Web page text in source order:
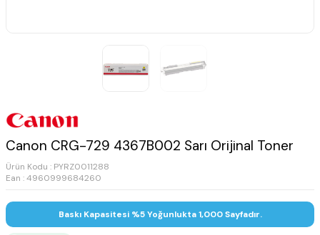
Canon CRG-729 4367B002 Sarı Orijinal Toner
Ürün Kodu : PYRZ0011288
Ean : 4960999684260
Baskı Kapasitesi %5 Yoğunlukta 1,000 Sayfadır.